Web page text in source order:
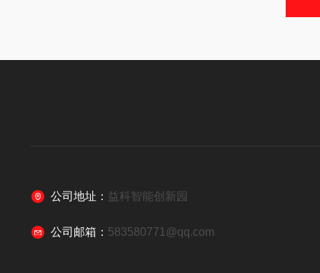
公司地址： 益科智能创新园
公司邮箱： 583580771@qq.com